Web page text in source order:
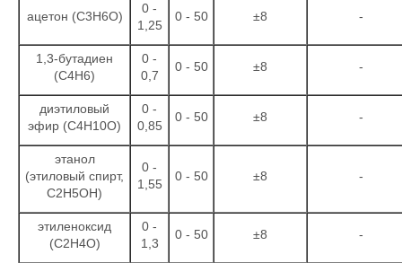
ацетон (С3Н6О)
0 -
1,25
0 - 50 ±8 -
1,3-бутадиен
(С4Н6)
0 -
0,7
0 - 50 ±8 -
диэтиловый
эфир (С4Н10О)
0 -
0,85
0 - 50 ±8 -
этанол
(этиловый спирт,
С2Н5ОН)
0 -
1,55
0 - 50 ±8 -
этиленоксид
(С2Н4О)
0 -
1,3
0 - 50 ±8 -